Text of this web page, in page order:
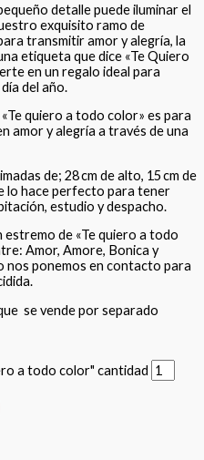
detalle puede iluminar el
exquisito ramo de
transmitir amor y alegría, la
etiqueta que dice «Te Quiero
en un regalo ideal para
del año.
quiero a todo color» es para
amor y alegría a través de una
de; 28 cm de alto, 15 cm de
lo hace perfecto para tener
estudio y despacho.
estremo de «Te quiero a todo
Amor, Amore, Bonica y
nos ponemos en contacto para
se vende por separado
a todo color" cantidad